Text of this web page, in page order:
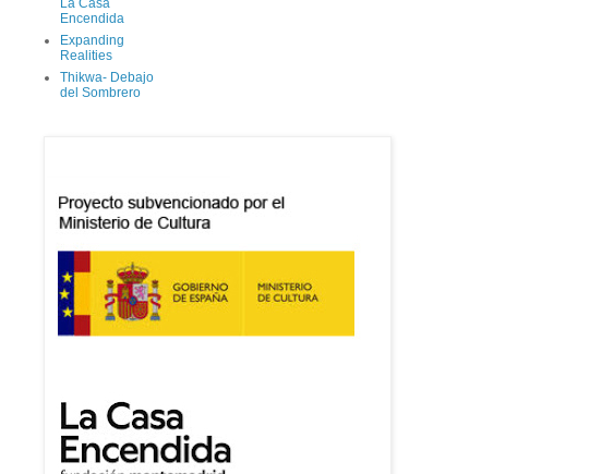
La Casa
Encendida
Expanding
Realities
Thikwa- Debajo
del Sombrero